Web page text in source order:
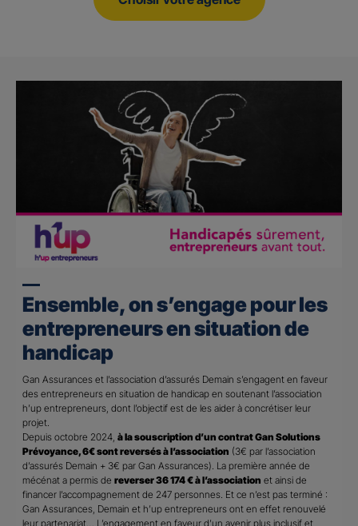
Ensemble, on s’engage pour les
entrepreneurs en situation de
handicap
Gan Assurances et l’association d’assurés Demain s’engagent en faveur
des entrepreneurs en situation de handicap en soutenant l’association
h’up entrepreneurs, dont l’objectif est de les aider à concrétiser leur
projet.
Depuis octobre 2024, à la souscription d’un contrat Gan Solutions
Prévoyance, 6€ sont reversés à l’association (3€ par l’association
d’assurés Demain + 3€ par Gan Assurances). La première année de
mécénat a permis de reverser 36 174 € à l’association et ainsi de
financer l’accompagnement de 247 personnes. Et ce n’est pas terminé :
Gan Assurances, Demain et h’up entrepreneurs ont en effet renouvelé
leur partenariat… L’engagement en faveur d’un avenir plus inclusif et